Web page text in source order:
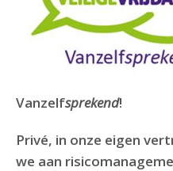
Vanzelfsprekend!
Privé, in onze eigen
we aan